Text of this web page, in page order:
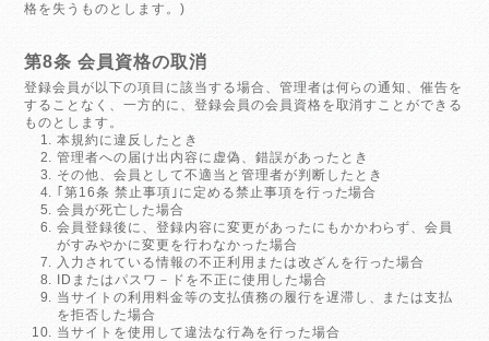
格を失うものとします。)
第8条 会員資格の取消
登録会員が以下の項目に該当する場合、管理者は何らの通知、催告を
することなく、一方的に、登録会員の会員資格を取消すことができる
ものとします。
本規約に違反したとき
管理者への届け出内容に虚偽、錯誤があったとき
その他、会員として不適当と管理者が判断したとき
｢第16条 禁止事項｣に定める禁止事項を行った場合
会員が死亡した場合
会員登録後に、登録内容に変更があったにもかかわらず、会員
がすみやかに変更を行わなかった場合
入力されている情報の不正利用または改ざんを行った場合
IDまたはパスワ－ドを不正に使用した場合
当サイトの利用料金等の支払債務の履行を遅滞し、または支払
を拒否した場合
当サイトを使用して違法な行為を行った場合